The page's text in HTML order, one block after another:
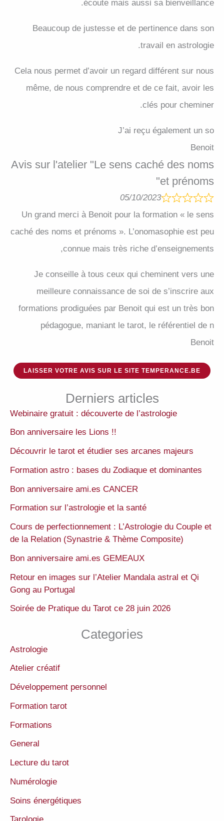
écoute mais aussi sa bienveillance.
Beaucoup de justesse et de pertinence dans son
travail en astrologie.
Cela nous permet d’avoir un regard différent sur nous
même, de nous comprendre et de ce fait, avoir les
clés pour cheminer.
J’ai reçu également un so
Benoit
Avis sur l'atelier "Le sens caché des noms
et prénoms"
05/10/2023
Un grand merci à Benoit pour la formation « le sens
caché des noms et prénoms ». L’onomasophie est peu
connue mais très riche d’enseignements,
Je conseille à tous ceux qui cheminent vers une
meilleure connaissance de soi de s’inscrire aux
formations prodiguées par Benoit qui est un très bon
pédagogue, maniant le tarot, le référentiel de n
Benoit
LAISSER VOTRE AVIS SUR LE SITE TEMPERANCE.BE
Derniers articles
Webinaire gratuit : découverte de l’astrologie
Bon anniversaire les Lions !!
Découvrir le tarot et étudier ses arcanes majeurs
Formation astro : bases du Zodiaque et dominantes
Bon anniversaire ami.es CANCER
Formation sur l’astrologie et la santé
Cours de perfectionnement : L’Astrologie du Couple et
de la Relation (Synastrie & Thème Composite)
Bon anniversaire ami.es GEMEAUX
Retour en images sur l’Atelier Mandala astral et Qi
Gong au Portugal
Soirée de Pratique du Tarot ce 28 juin 2026
Categories
Astrologie
Atelier créatif
Développement personnel
Formation tarot
Formations
General
Lecture du tarot
Numérologie
Soins énergétiques